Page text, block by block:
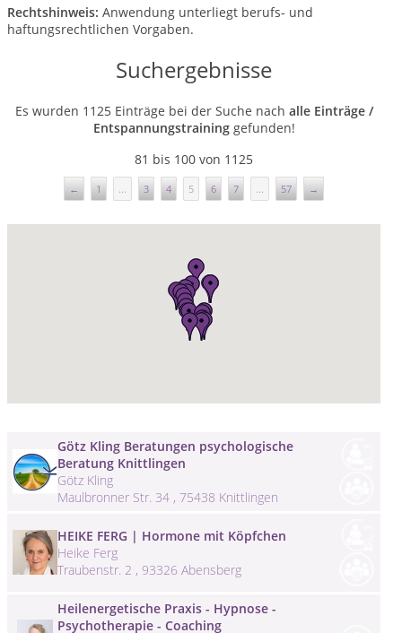
Rechtshinweis: Anwendung unterliegt berufs- und
haftungsrechtlichen Vorgaben.
Suchergebnisse
Es wurden 1125 Einträge bei der Suche nach alle Einträge /
Entspannungstraininggefunden!
81 bis 100 von 1125
← 1 ... 3 4 5 6 7 ... 57 →
Götz Kling Beratungen psychologische
Beratung Knittlingen
Götz Kling
Maulbronner Str. 34 , 75438 Knittlingen
HEIKE FERG | Hormone mit Köpfchen
Heike Ferg
Traubenstr. 2 , 93326 Abensberg
Heilenergetische Praxis - Hypnose -
Psychotherapie - Coaching